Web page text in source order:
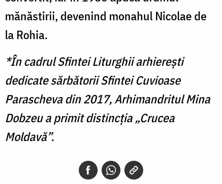
mănăstirii, devenind monahul Nicolae de
la Rohia.
*În cadrul Sfintei Liturghii arhierești
dedicate sărbătorii Sfintei Cuvioase
Parascheva din 2017, Arhimandritul Mina
Dobzeu a primit distincția „Crucea
Moldavă”.